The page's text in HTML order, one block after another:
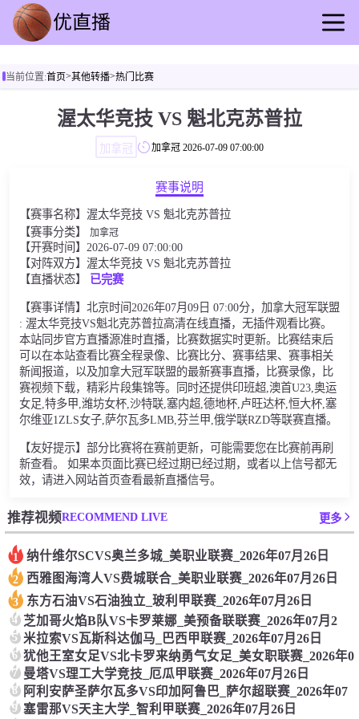
足球直播
篮球直播
足球录播
其他转播
当前位置:首页>其他转播>热门比赛
渥太华竞技 VS 魁北克苏普拉
加拿冠 加拿冠 2026-07-09 07:00:00
赛事说明
【赛事名称】渥太华竞技 VS 魁北克苏普拉
【赛事分类】 加拿冠
【开赛时间】2026-07-09 07:00:00
【对阵双方】渥太华竞技 VS 魁北克苏普拉
【直播状态】
已完赛
【赛事详情】北京时间2026年07月09日 07:00分，加拿大冠军联盟
: 渥太华竞技VS魁北克苏普拉高清在线直播，无插件观看比赛。
本站同步官方直播源准时直播，比赛数据实时更新。比赛结束后
可以在本站查看比赛全程录像、比赛比分、赛事结果、赛事相关
新闻报道，以及加拿大冠军联盟的最新赛事直播，比赛录像，比
赛视频下载，精彩片段集锦等。同时还提供印班超,澳首U23,奥运
女足,特多甲,潍坊女杯,沙特联,塞内超,德地杯,卢旺达杯,恒大杯,塞
尔维亚1ZLS女子,萨尔瓦多LMB,芬兰甲,俄学联RZD等联赛直播。
【友好提示】部分比赛将在赛前更新，可能需要您在比赛前再刷
新查看。 如果本页面比赛已经过期已经过期，或者以上信号都无
效，请进入网站首页查看最新直播信号。
推荐视频RECOMMEND LIVE 更多
1 纳什维尔SCVS奥兰多城_美职业联赛_2026年07月26日
2 西雅图海湾人VS费城联合_美职业联赛_2026年07月26日
3 东方石油VS石油独立_玻利甲联赛_2026年07月26日
4 芝加哥火焰B队VS卡罗莱娜_美预备联联赛_2026年07月2
5 米拉索VS瓦斯科达伽马_巴西甲联赛_2026年07月26日
6 犹他王室女足VS北卡罗来纳勇气女足_美女职联赛_2026年0
7 曼塔VS理工大学竞技_厄瓜甲联赛_2026年07月26日
8 阿利安萨圣萨尔瓦多VS印加阿鲁巴_萨尔超联赛_2026年07
9 塞雷那VS天主大学_智利甲联赛_2026年07月26日